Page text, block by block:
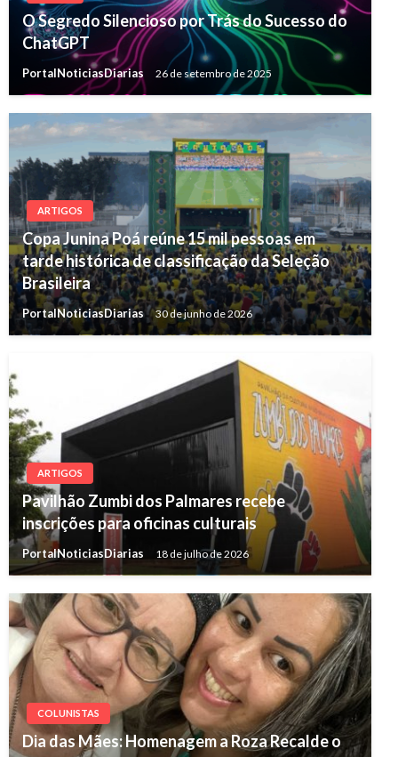
O Segredo Silencioso por Trás do Sucesso do
ChatGPT
PortalNoticiasDiarias 26 de setembro de 2025
ARTIGOS
Copa Junina Poá reúne 15 mil pessoas em
tarde histórica de classificação da Seleção
Brasileira
PortalNoticiasDiarias 30 de junho de 2026
ARTIGOS
Pavilhão Zumbi dos Palmares recebe
inscrições para oficinas culturais
PortalNoticiasDiarias 18 de julho de 2026
COLUNISTAS
Dia das Mães: Homenagem a Roza Recalde o